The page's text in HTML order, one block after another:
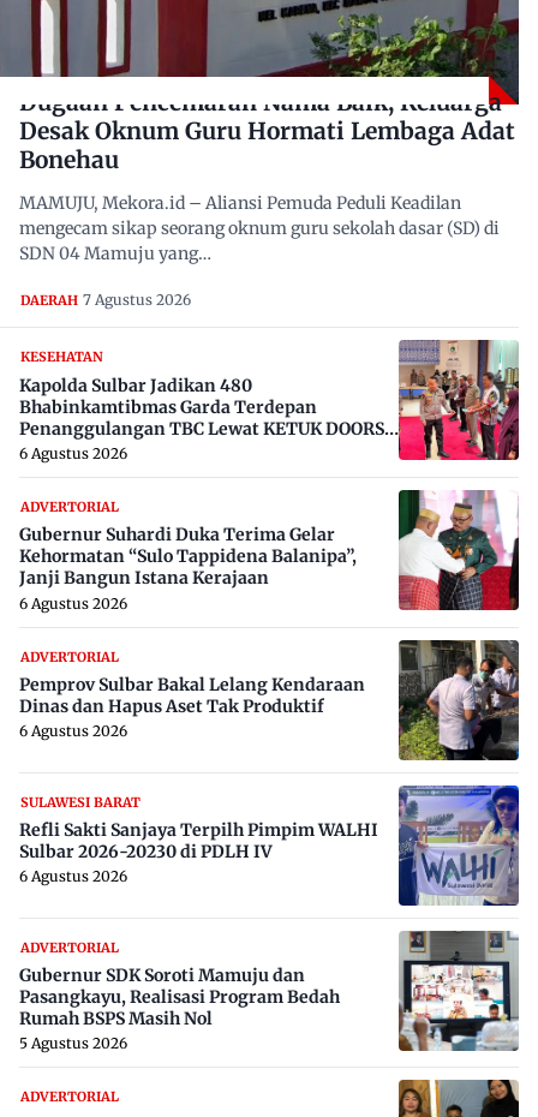
Dugaan Pencemaran Nama Baik, Keluarga
Desak Oknum Guru Hormati Lembaga Adat
Bonehau
MAMUJU, Mekora.id – Aliansi Pemuda Peduli Keadilan
mengecam sikap seorang oknum guru sekolah dasar (SD) di
SDN 04 Mamuju yang…
DAERAH 7 Agustus 2026
KESEHATAN
Kapolda Sulbar Jadikan 480
Bhabinkamtibmas Garda Terdepan
Penanggulangan TBC Lewat KETUK DOORS
di 650 Desa
6 Agustus 2026
ADVERTORIAL
Gubernur Suhardi Duka Terima Gelar
Kehormatan “Sulo Tappidena Balanipa”,
Janji Bangun Istana Kerajaan
6 Agustus 2026
ADVERTORIAL
Pemprov Sulbar Bakal Lelang Kendaraan
Dinas dan Hapus Aset Tak Produktif
6 Agustus 2026
SULAWESI BARAT
Refli Sakti Sanjaya Terpilh Pimpim WALHI
Sulbar 2026-20230 di PDLH IV
6 Agustus 2026
ADVERTORIAL
Gubernur SDK Soroti Mamuju dan
Pasangkayu, Realisasi Program Bedah
Rumah BSPS Masih Nol
5 Agustus 2026
ADVERTORIAL